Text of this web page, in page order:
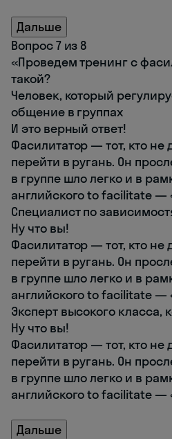
Дальше
Вопрос 7 из 8
«Проведем тренинг с
такой?
Человек, который
общение в группах
И это верный ответ!
Фасилитатор — тот, кто не
перейти в ругань. Он
в группе шло легко и в
английского to facilitate —
Специалист по
Ну что вы!
Фасилитатор — тот, кто не
перейти в ругань. Он
в группе шло легко и в
английского to facilitate —
Эксперт высокого класса,
Ну что вы!
Фасилитатор — тот, кто не
перейти в ругань. Он
в группе шло легко и в
английского to facilitate —
Дальше